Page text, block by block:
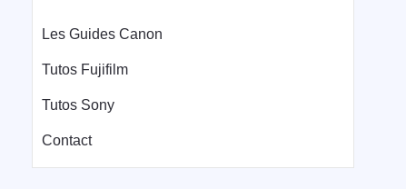
Les Guides Canon
Tutos Fujifilm
Tutos Sony
Contact